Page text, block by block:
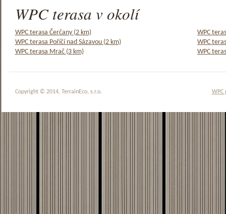
WPC terasa v okolí
WPC terasa Čerčany (2 km)
WPC
WPC terasa Poříčí nad Sázavou (2 km)
WPC
WPC terasa Mrač (3 km)
WPC
WPC
Copyright © 2014, TerrainEco, s.r.o.